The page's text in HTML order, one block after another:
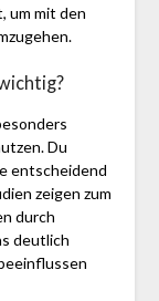
um mit den
Du
entscheidend
zeigen zum
durch
deutlich